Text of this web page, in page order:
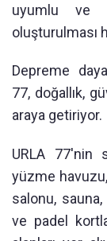
uyumlu ve
oluşturulması
Depreme
77, doğallık,
araya getiriyor.
URLA 77'nin
yüzme
salonu,
ve padel